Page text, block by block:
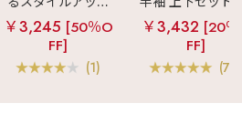
見え
ストライプ
フリル ロングパン
ツ 綿混 上下セット
￥3,245 [50％O
FF]
(1)
女兼用サイズ)
￥3,432 [20
FF]